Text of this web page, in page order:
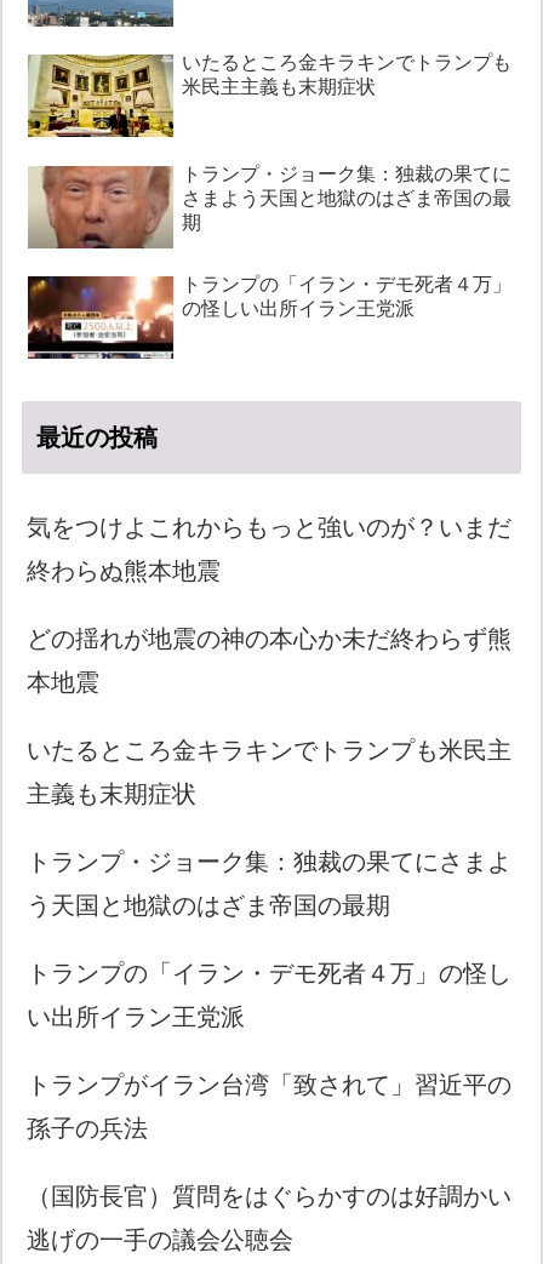
いたるところ金キラキンでトランプも
米民主主義も末期症状
トランプ・ジョーク集：独裁の果てに
さまよう天国と地獄のはざま帝国の最
期
トランプの「イラン・デモ死者４万」
の怪しい出所イラン王党派
最近の投稿
気をつけよこれからもっと強いのが？いまだ
終わらぬ熊本地震
どの揺れが地震の神の本心か未だ終わらず熊
本地震
いたるところ金キラキンでトランプも米民主
主義も末期症状
トランプ・ジョーク集：独裁の果てにさまよ
う天国と地獄のはざま帝国の最期
トランプの「イラン・デモ死者４万」の怪し
い出所イラン王党派
トランプがイラン台湾「致されて」習近平の
孫子の兵法
（国防長官）質問をはぐらかすのは好調かい
逃げの一手の議会公聴会